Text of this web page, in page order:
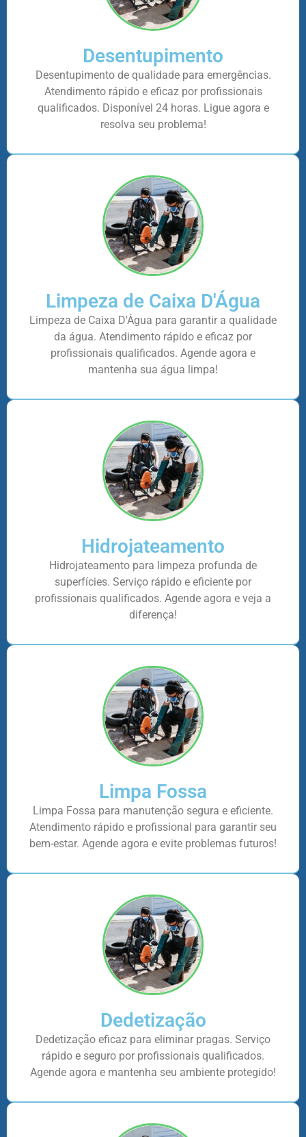
Desentupimento
Desentupimento de qualidade para emergências.
Atendimento rápido e eficaz por profissionais
qualificados. Disponível 24 horas. Ligue agora e
resolva seu problema!
Limpeza de Caixa D'Água
Limpeza de Caixa D'Água para garantir a qualidade
da água. Atendimento rápido e eficaz por
profissionais qualificados. Agende agora e
mantenha sua água limpa!
Hidrojateamento
Hidrojateamento para limpeza profunda de
superfícies. Serviço rápido e eficiente por
profissionais qualificados. Agende agora e veja a
diferença!
Limpa Fossa
Limpa Fossa para manutenção segura e eficiente.
Atendimento rápido e profissional para garantir seu
bem-estar. Agende agora e evite problemas futuros!
Dedetização
Dedetização eficaz para eliminar pragas. Serviço
rápido e seguro por profissionais qualificados.
Agende agora e mantenha seu ambiente protegido!